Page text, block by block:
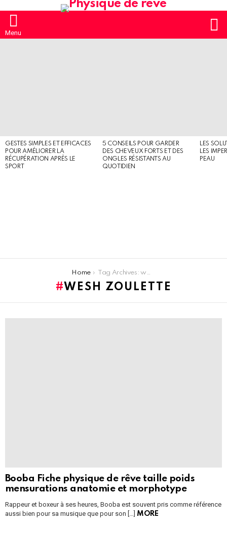
Menu
GESTES SIMPLES ET EFFICACES
POUR AMÉLIORER LA
RÉCUPÉRATION APRÈS LE
SPORT
5 CONSEILS POUR GARDER
DES CHEVEUX FORTS ET DES
ONGLES RÉSISTANTS AU
QUOTIDIEN
LES
LES
PEAU
Home Tag Archives: wesh zoulette
WESH ZOULETTE
Booba Fiche physique de rêve taille poids
mensurations anatomie et morphotype
Rappeur et boxeur à ses heures, Booba est souvent pris comme référence
aussi bien pour sa musique que pour son […] MORE